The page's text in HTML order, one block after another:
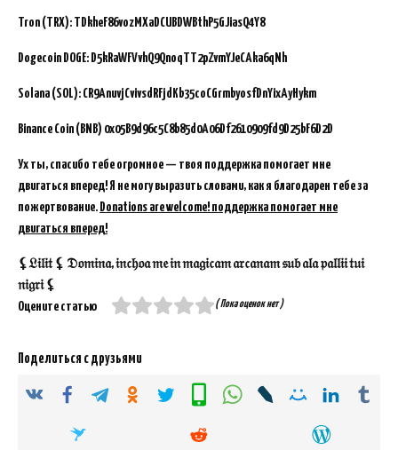
Tron (TRX): TDkheF86vozMXaDCUBDWBthP5GJiasQ4Y8
Dogecoin DOGE: D5kRaWFVvhQ9QnoqTT2pZvmYJeCAka6qNh
Solana (SOL): CR9AnuvjCvivsdRFjdKb35coCGrmbyosfDnYixAyHykm
Binance Coin (BNB) 0x05B9d96c5C8b85d0A06Df2610909fd9D25bF6D2D
Ух ты, спасибо тебе огромное — твоя поддержка помогает мне
двигаться вперед! Я не могу выразить словами, как я благодарен тебе за
пожертвование. Donations are welcome! поддержка помогает мне
двигаться вперед!
⚸𝔏𝔦𝔩𝔦𝔱 ⚸ 𝔇𝔬𝔪𝔦𝔫𝔞, 𝔦𝔫𝔠𝔥𝔬𝔞 𝔪𝔢 𝔦𝔫 𝔪𝔞𝔤𝔦𝔠𝔞𝔪 𝔞𝔯𝔠𝔞𝔫𝔞𝔪 𝔰𝔲𝔟 𝔞𝔩𝔞 𝔭𝔞𝔩𝔩𝔦𝔦 𝔱𝔲𝔦
𝔫𝔦𝔤𝔯𝔦 ⚸
Оцените статью
( Пока оценок нет )
Поделиться с друзьями